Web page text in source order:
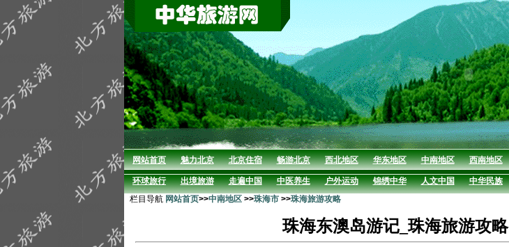
网站首页 魅力北京 北京住宿 畅游北京 西北地区 华东地区 中南地区 西南地区
环球旅行 出境旅游 走遍中国 中医养生 户外运动 锦绣中华 人文中国 中华民族
栏目导航 网站首页>>中南地区 >>珠海市 >>珠海旅游攻略
珠海东澳岛游记_珠海旅游攻略